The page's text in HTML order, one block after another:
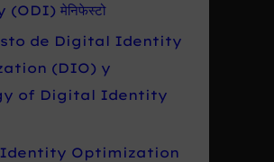
मेनिफेस्टो
de Digital Identity
(DIO) y
of Digital Identity
Optimization